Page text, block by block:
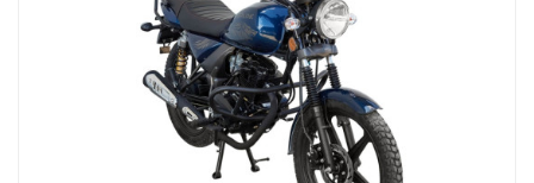
Електротранспорт
Екіпіювання